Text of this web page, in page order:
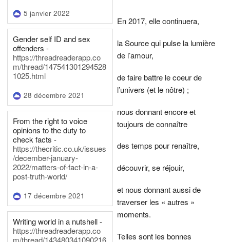
5 janvier 2022
Gender self ID and sex
offenders -
https://threadreaderapp.co
m/thread/147541301294528
1025.html
28 décembre 2021
From the right to voice
opinions to the duty to
check facts -
https://thecritic.co.uk/issues
/december-january-
2022/matters-of-fact-in-a-
post-truth-world/
17 décembre 2021
Writing world in a nutshell -
https://threadreaderapp.co
m/thread/143480341090216
En 2017, elle continuera,
la Source qui pulse la lumière
de l’amour,
de faire battre le coeur de
l’univers (et le nôtre) ;
nous donnant encore et
toujours de connaître
des temps pour renaître,
découvrir, se réjouir,
et nous donnant aussi de
traverser les « autres »
moments.
Telles sont les bonnes